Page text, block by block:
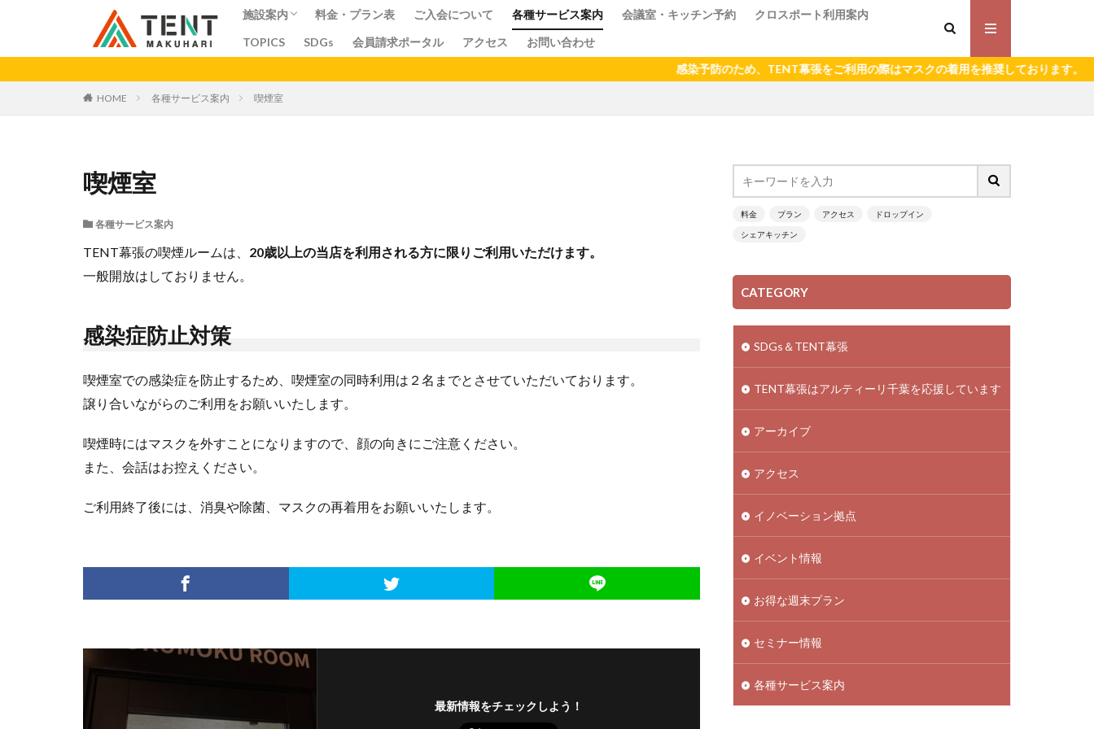
施設案内
コワーキングスペース
シェアオフィス
シェアキッチン
会議室
料金・プラン表 ご入会について 各種サービス案内 会議室・キッチン予約
クロスポート利用案内
TOPICS
SDGs 会員請求ポータル アクセス
お問い合わせ
感染予防のため、TENT幕張をご利用の際はマスクの着用を推奨しております。
HOME 各種サービス案内 喫煙室
喫煙室
各種サービス案内
TENT幕張の喫煙ルームは、 20歳以上の当店を利用される方に限りご利用いただけます。
一般開放はしておりません。
感染症防止対策
喫煙室での感染症を防止するため、喫煙室の同時利用は２名までとさせていただいております。
譲り合いながらのご利用をお願いいたします。
喫煙時にはマスクを外すことになりますので、顔の向きにご注意ください。
また、会話はお控えください。
ご利用終了後には、消臭や除菌、マスクの再着用をお願いいたします。
最新情報をチェックしよう！
料金 プラン アクセス ドロップイン
シェアキッチン
CATEGORY
SDGs＆TENT幕張
TENT幕張はアルティーリ千葉を応援しています
アーカイブ
アクセス
イノベーション拠点
イベント情報
お得な週末プラン
セミナー情報
各種サービス案内
カテゴリー